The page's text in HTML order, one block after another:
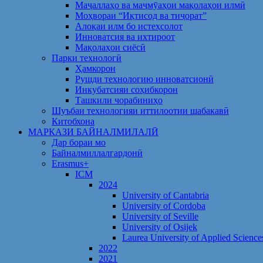
Маҷаллаҳо ва маҷмӯаҳои мақолаҳои илмӣ
Моҳвораи “Иқтисод ва тиҷорат”
Алоқаи илм бо истеҳсолот
Инноватсия ва ихтироот
Мақолаҳои сиёсӣ
Парки технологӣ
Ҳамкорон
Рушди технологию инноватсионӣ
Инкубатсияи соҳибкорон
Ташкили чорабиниҳо
Шуъбаи технологияи иттилоотии шабакавӣ
Китобхона
МАРКАЗИ БАЙНАЛМИЛАЛӢ
Дар бораи мо
Байналмиллалгардонӣ
Erasmus+
ICM
2024
University of Cantabria
University of Cordoba
University of Seville
University of Osijek
Laurea University of Applied
2022
2021